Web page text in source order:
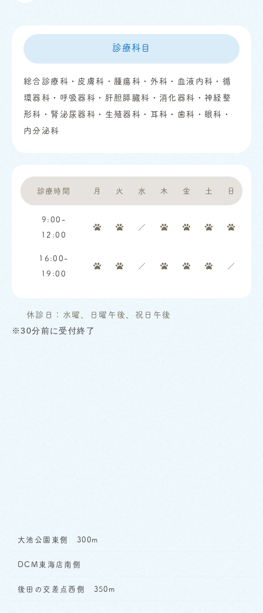
診療科目
総合診療科・皮膚科・腫瘍科・外科・血液内科・循
環器科・呼吸器科・肝胆膵臓科・消化器科・神経整
形科・腎泌尿器科・生殖器科・耳科・歯科・眼科・
内分泌科
診療時間 月 火 水 木 金 土 日
9:00-
12:00
／
16:00-
19:00
／ ／
休診日：水曜、日曜午後、祝日午後
※30分前に受付終了
大池公園東側 300m
DCM東海店南側
後田の交差点西側 350m